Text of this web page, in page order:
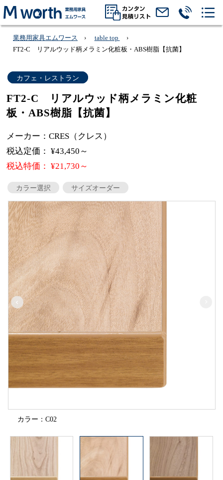
業務用家具エムワース
table top
FT2-C リアルウッド柄メラミン化粧板・ABS樹脂【抗菌】
カフェ・レストラン
FT2-C リアルウッド柄メラミン化粧
板・ABS樹脂【抗菌】
メーカー：CRES（クレス）
税込定価： ¥43,450～
税込特価： ¥21,730～
カラー選択 サイズオーダー
カラー：C02